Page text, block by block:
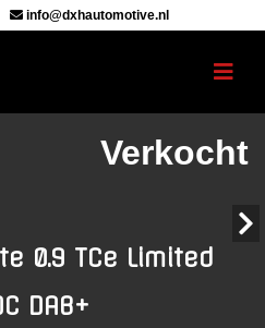
info@dxhautomotive.nl
Verkocht
0.9 TCe Limited
DAB+